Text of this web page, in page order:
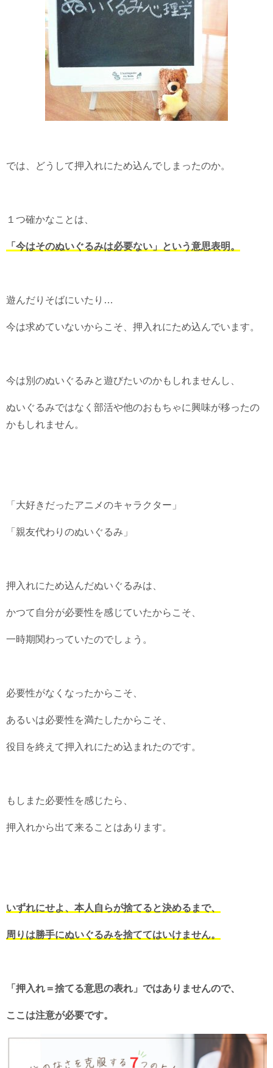
では、どうして押入れにため込んでしまったのか。
１つ確かなことは、
「今はそのぬいぐるみは必要ない」という意思表明。
遊んだりそばにいたり…
今は求めていないからこそ、押入れにため込んでいます。
今は別のぬいぐるみと遊びたいのかもしれませんし、
ぬいぐるみではなく部活や他のおもちゃに興味が移ったの
かもしれません。
「大好きだったアニメのキャラクター」
「親友代わりのぬいぐるみ」
押入れにため込んだぬいぐるみは、
かつて自分が必要性を感じていたからこそ、
一時期関わっていたのでしょう。
必要性がなくなったからこそ、
あるいは必要性を満たしたからこそ、
役目を終えて押入れにため込まれたのです。
もしまた必要性を感じたら、
押入れから出て来ることはあります。
いずれにせよ、本人自らが捨てると決めるまで、
周りは勝手にぬいぐるみを捨ててはいけません。
「押入れ＝捨てる意思の表れ」ではありませんので、
ここは注意が必要です。